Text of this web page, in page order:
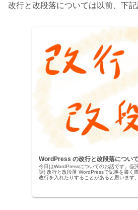
改行と改段落については以前、下記
WordPress の改行と改段落について
今日はWordPressについてのお話です。(記
話) 改行と改段落 WordPressで記事を書く
改行を入れたりすることがあると思います